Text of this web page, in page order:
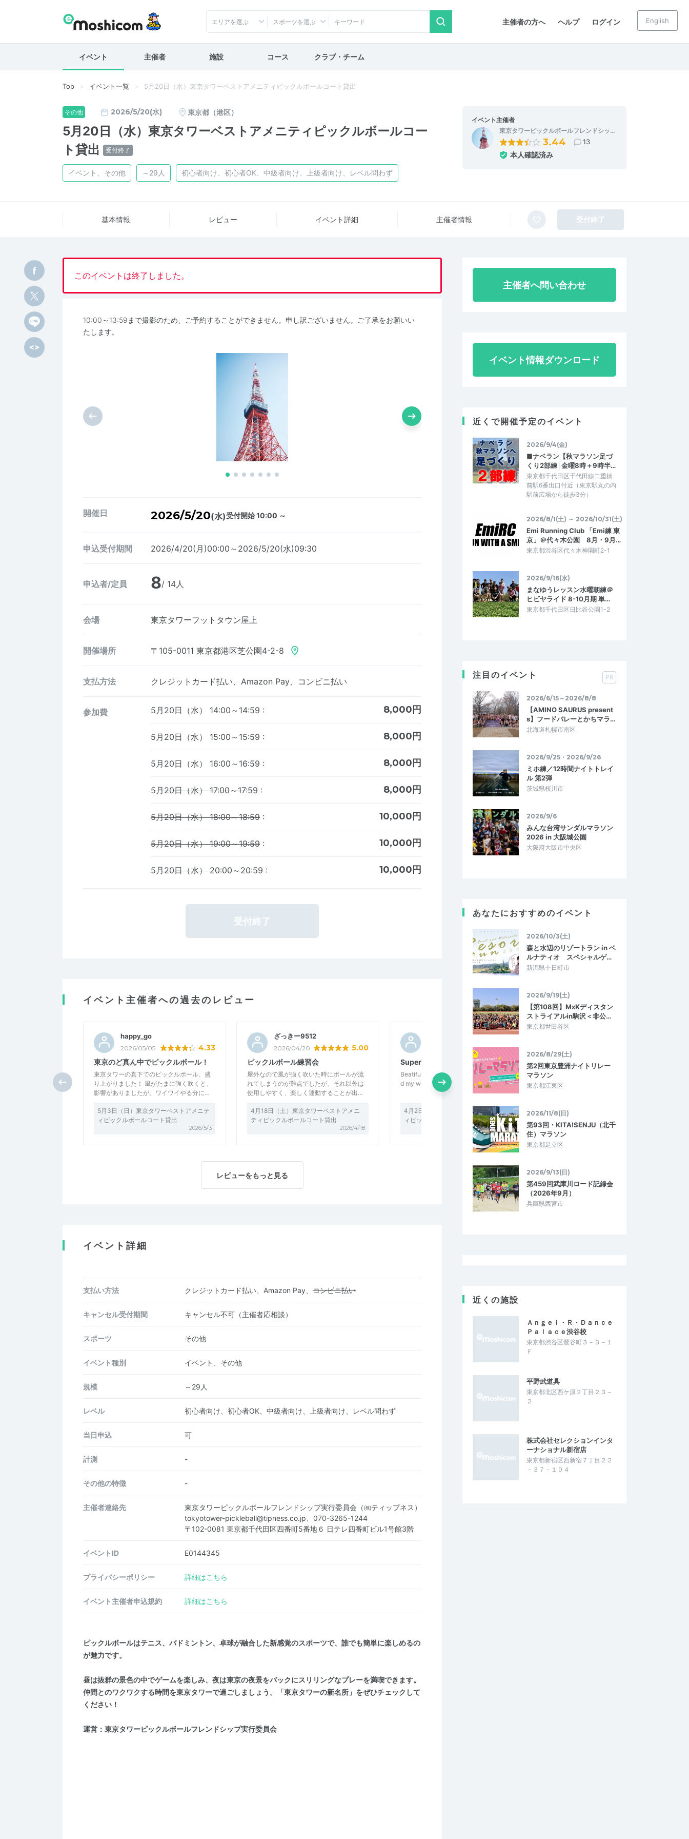
主催者の方へ ヘルプ ログイン
エリアを選ぶ スポーツを選ぶ English
イベント 主催者 施設 コース クラブ・チーム
Top イベント一覧 5月20日（水）東京タワーベストアメニティピックルボールコート貸出
その他 2026/5/20(水) 東京都（港区）
5月20日（水）東京タワーベストアメニティピックルボールコー
ト貸出
受付終了
イベント、その他 ～29人 初心者向け、初心者OK、中級者向け、上級者向け、レベル問わず
イベント主催者
東京タワーピックルボールフレンドシッ…
3.44 13
本人確認済み
基本情報 レビュー イベント詳細 主催者情報 受付終了
このイベントは終了しました。
10:00～13:59まで撮影のため、ご予約することができません。申し訳ございません。ご了承をお願いい
たします。
開催日 2026/5/20(水)受付開始 10:00 ～
申込受付期間 2026/4/20(月)00:00～2026/5/20(水)09:30
申込者/定員 8/ 14人
会場 東京タワーフットタウン屋上
開催場所 〒105-0011 東京都港区芝公園4-2-8
支払方法 クレジットカード払い、Amazon Pay、コンビニ払い
参加費 5月20日（水） 14:00～14:59 : 8,000円
5月20日（水） 15:00～15:59 : 8,000円
5月20日（水） 16:00～16:59 : 8,000円
5月20日（水） 17:00～17:59 : 8,000円
5月20日（水） 18:00～18:59 : 10,000円
5月20日（水） 19:00～19:59 : 10,000円
5月20日（水） 20:00～20:59 : 10,000円
受付終了
イベント主催者への過去のレビュー
happy_go
2026/05/05 4.33
東京のど真ん中でピックルボール！
東京タワーの真下でのピックルボール、盛
り上がりました！ 風がたまに強く吹くと、
影響がありましたが、ワイワイやる分に…
5月3日（日）東京タワーベストアメニテ
ィピックルボールコート貸出
2026/5/3
ざっきー9512
2026/04/20 5.00
ピックルボール練習会
屋外なので風が強く吹いた時にボールが流
れてしまうのが難点でしたが、それ以外は
使用しやすく、楽しく運動することが出…
4月18日（土）東京タワーベストアメニ
ティピックルボールコート貸出
2026/4/18
5.00
Super Nice
Beatiful court, nice staff, super helpful! I an
d my wife love to play here very much!!!!
4月2日（木）東京タワーベストアメニテ
ィピックルボールコート貸出
2026/4/2
キャンセル規定がおかしすぎる
というのはキツすぎる テニスコートなどで
3月8日（日）東京タワーベストアメニテ
ィピックルボールコート貸出
レビューをもっと見る
イベント詳細
支払い方法 クレジットカード払い、Amazon Pay、 コンビニ払い
キャンセル受付期間 キャンセル不可（主催者応相談）
スポーツ その他
イベント種別 イベント、その他
規模 ～29人
レベル 初心者向け、初心者OK、中級者向け、上級者向け、レベル問わず
当日申込 可
計測 -
その他の特徴 -
主催者連絡先
東京タワーピックルボールフレンドシップ実行委員会（㈱ティップネス）
tokyotower-pickleball@tipness.co.jp、070-3265-1244
〒102-0081 東京都千代田区四番町5番地６ 日テレ四番町ビル1号館3階
イベントID E0144345
プライバシーポリシー 詳細はこちら
イベント主催者申込規約 詳細はこちら
ピックルボールはテニス、バドミントン、卓球が融合した新感覚のスポーツで、誰でも簡単に楽しめるの
が魅力です。
昼は抜群の景色の中でゲームを楽しみ、夜は東京の夜景をバックにスリリングなプレーを満喫できます。
仲間とのワクワクする時間を東京タワーで過ごしましょう。「東京タワーの新名所」をぜひチェックして
ください！
運営：東京タワーピックルボールフレンドシップ実行委員会
主催者へ問い合わせ
イベント情報ダウンロード
近くで開催予定のイベント
2026/9/4(金)
■ナベラン【秋マラソン足づ
くり2部練│金曜8時＋9時半…
東京都千代田区千代田線二重橋
前駅6番出口付近（東京駅丸の内
駅前広場から徒歩3分）
2026/8/1(土) ～ 2026/10/31(土)
Emi Running Club 「Emi練 東
京」＠代々木公園 8月・9月…
東京都渋谷区代々木神園町2-1
2026/9/16(水)
まなゆうレッスン水曜朝練＠
ヒビヤライド 8-10月期 単…
東京都千代田区日比谷公園1-2
注目のイベント PR
2026/6/15～2026/8/8
【AMINO SAURUS present
s】フードバレーとかちマラ…
北海道札幌市南区
2026/9/25・2026/9/26
ミホ練／12時間ナイトトレイ
ル 第2弾
茨城県桜川市
2026/9/6
みんな台湾サンダルマラソン
2026 in 大阪城公園
大阪府大阪市中央区
あなたにおすすめのイベント
2026/10/3(土)
森と水辺のリゾートラン in ベ
ルナティオ スペシャルゲ…
新潟県十日町市
2026/9/19(土)
【第108回】MxKディスタン
ストライアルin駒沢＜非公…
東京都世田谷区
2026/8/29(土)
第2回東京豊洲ナイトリレー
マラソン
東京都江東区
2026/11/8(日)
第93回・KITA!SENJU（北千
住）マラソン
東京都足立区
2026/9/13(日)
第459回武庫川ロード記録会
（2026年9月）
兵庫県西宮市
近くの施設
Ａｎｇｅｌ・Ｒ・Ｄａｎｃｅ
Ｐａｌａｃｅ渋谷校
東京都渋谷区鶯谷町３－３－１
Ｆ
平野武道具
東京都北区西ケ原２丁目２３－
２
株式会社セレクションインタ
ーナショナル新宿店
東京都新宿区西新宿７丁目２２
－３７－１０４